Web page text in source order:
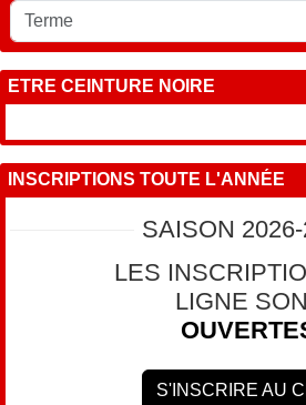
ETRE CEINTURE NOIRE
INSCRIPTIONS TOUTE L'ANNÉE
SAISON
LES
LIGNE
S'INSCRIRE AU